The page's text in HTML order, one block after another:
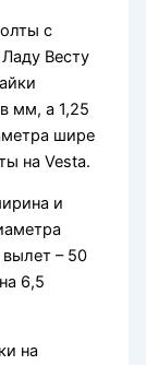
с
Весту
мм, а 1,25
шире
на Vesta.
и
– 50
6,5
на